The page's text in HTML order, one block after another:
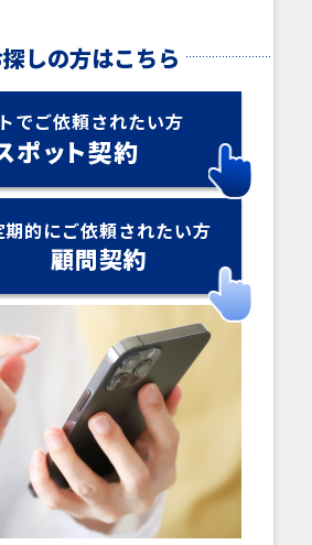
しの方はこちら
でご依頼されたい方
ポット契約
期的にご依頼されたい方
顧問契約